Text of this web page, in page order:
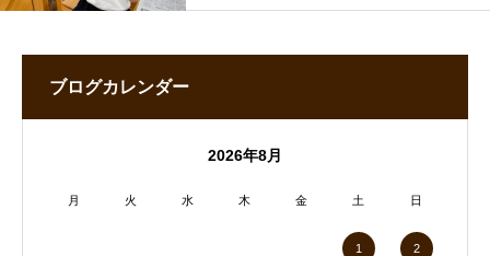
ブログカレンダー
2026年8月
月 火 水 木 金 土 日
1 2